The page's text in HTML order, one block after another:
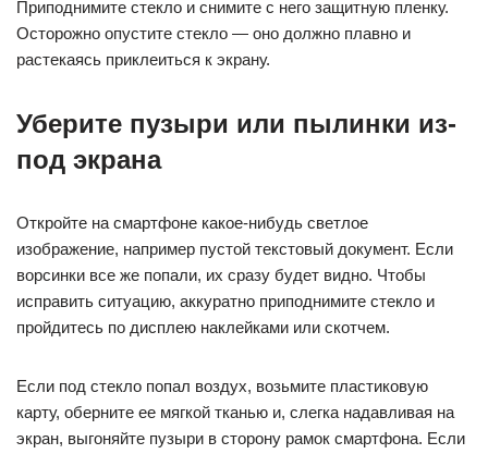
Приподнимите стекло и снимите с него защитную пленку.
Осторожно опустите стекло — оно должно плавно и
растекаясь приклеиться к экрану.
Уберите пузыри или пылинки из-
под экрана
Откройте на смартфоне какое-нибудь светлое
изображение, например пустой текстовый документ. Если
ворсинки все же попали, их сразу будет видно. Чтобы
исправить ситуацию, аккуратно приподнимите стекло и
пройдитесь по дисплею наклейками или скотчем.
Если под стекло попал воздух, возьмите пластиковую
карту, оберните ее мягкой тканью и, слегка надавливая на
экран, выгоняйте пузыри в сторону рамок смартфона. Если